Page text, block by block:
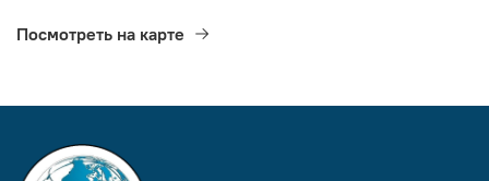
Посмотреть на карте